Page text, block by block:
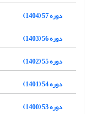
دوره 57 (1404)
دوره 56 (1403)
دوره 55 (1402)
دوره 54 (1401)
دوره 53 (1400)